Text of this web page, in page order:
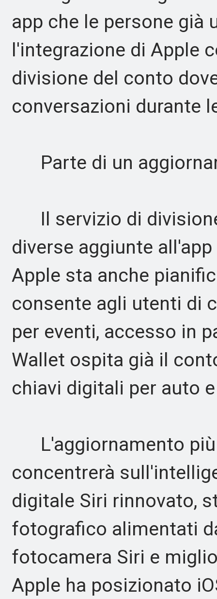
app che le persone già
l'integrazione di Apple
divisione del conto
conversazioni durante
Parte di un
Il servizio di
diverse aggiunte
Apple sta anche
consente agli utenti di
per eventi, accesso in
Wallet ospita già il
chiavi digitali per auto
L'aggiornamento più
concentrerà
digitale Siri rinnovato,
fotografico alimentati
fotocamera Siri e
Apple ha posizionato